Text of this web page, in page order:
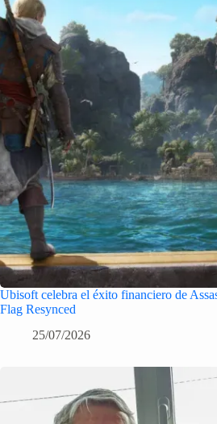
Ubisoft celebra el éxito financiero de
Flag Resynced
25/07/2026